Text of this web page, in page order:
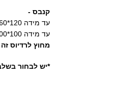
קנבס -
עד מידה 120*60 250₪
עד מידה 100*200 350₪
מחוץ לרדיוס זה (15 ק"מ מתל
*יש לבחור